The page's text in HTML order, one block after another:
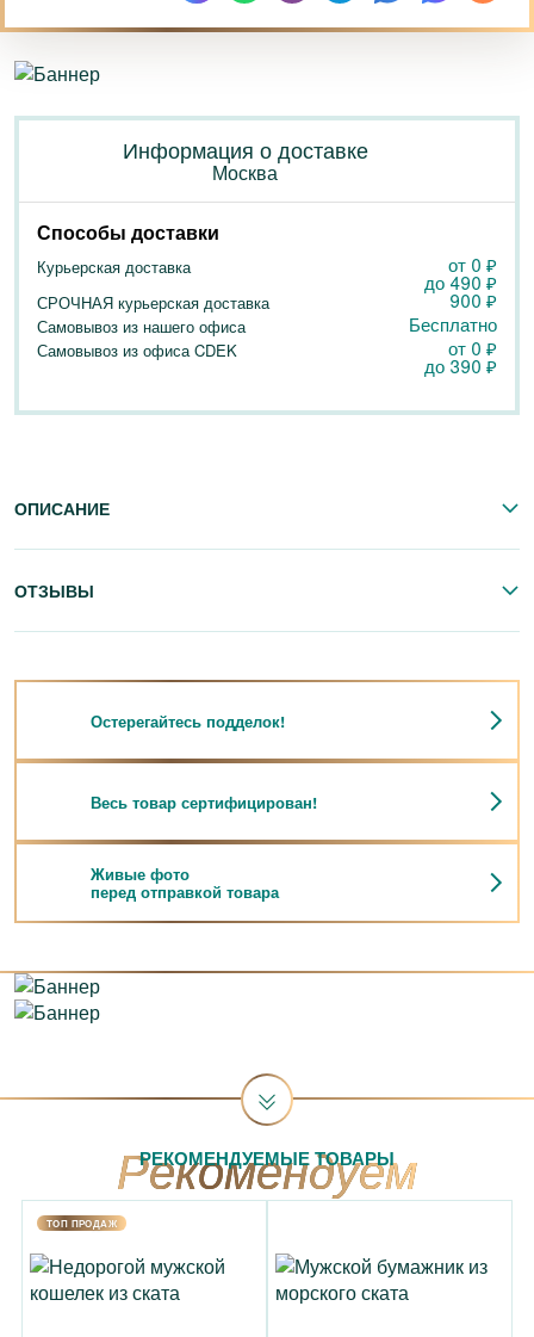
Информация о доставке
Москва
Способы доставки
Курьерская доставка от 0 ₽
до 490 ₽
СРОЧНАЯ курьерская доставка 900 ₽
Самовывоз из нашего офиса Бесплатно
Самовывоз из офиса CDEK от 0 ₽
до 390 ₽
ОПИСАНИЕ
ОТЗЫВЫ
Остерегайтесь подделок!
Весь товар сертифицирован!
Живые фото
перед отправкой товара
РЕКОМЕНДУЕМЫЕ ТОВАРЫ
TOП ПРОДАЖ